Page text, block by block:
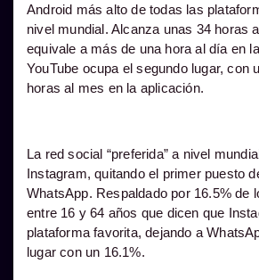
Android más alto de todas las
nivel mundial. Alcanza unas 34 horas
equivale a más de una hora al día en
YouTube ocupa el segundo lugar, con
horas al mes en la aplicación.
La red social “preferida” a nivel
Instagram, quitando el primer puesto
WhatsApp. Respaldado por 16.5% de
entre 16 y 64 años que dicen que
plataforma favorita, dejando a
lugar con un 16.1%.